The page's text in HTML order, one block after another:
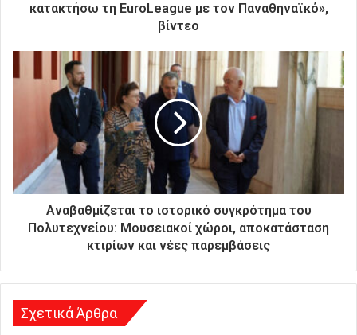
ύ
η
κατακτήσω τη EuroLeague με τον Παναθηναϊκό»,
βίντεο
Αναβαθμίζεται το ιστορικό συγκρότημα του
Πολυτεχνείου: Μουσειακοί χώροι, αποκατάσταση
κτιρίων και νέες παρεμβάσεις
Σχετικά Άρθρα